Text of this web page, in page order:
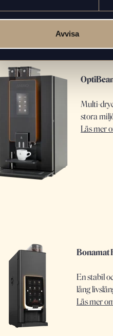
Avvisa
Multi-
stora
Läs mer
Bonamat
En stabil
lång
Läs mer